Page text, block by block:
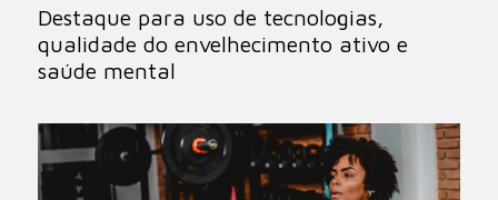
Destaque para uso de tecnologias,
qualidade do envelhecimento ativo e
saúde mental